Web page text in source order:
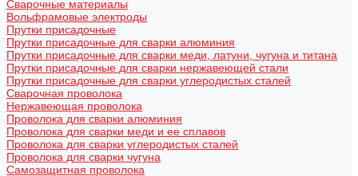
Сварочные материалы
Вольфрамовые электроды
Прутки присадочные
Прутки присадочные для сварки алюминия
Прутки присадочные для сварки меди, латуни, чугуна и титана
Прутки присадочные для сварки нержавеющей стали
Прутки присадочные для сварки углеродистых сталей
Сварочная проволока
Нержавеющая проволока
Проволока для сварки алюминия
Проволока для сварки меди и ее сплавов
Проволока для сварки углеродистых сталей
Проволока для сварки чугуна
Самозащитная проволока